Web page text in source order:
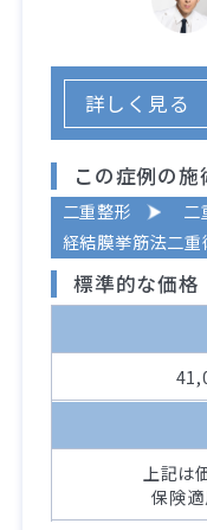
詳しく見る
この症例の施
二重整形
二
経結膜挙筋法二重
標準的な価格
上記は
保険適